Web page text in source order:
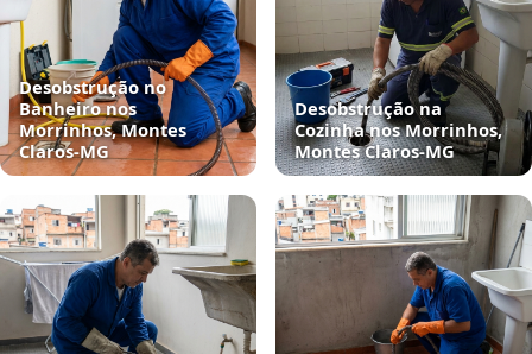
Desobstrução no
Banheiro nos
Morrinhos, Montes
Claros‑MG
Desobstrução na
Cozinha nos Morrinhos,
Montes Claros‑MG